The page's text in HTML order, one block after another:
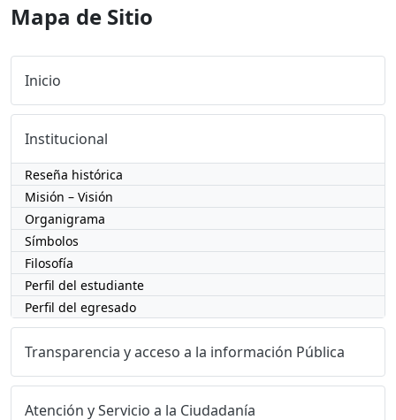
Mapa de Sitio
Inicio
Institucional
Reseña histórica
Misión – Visión
Organigrama
Símbolos
Filosofía
Perfil del estudiante
Perfil del egresado
Transparencia y acceso a la información Pública
Atención y Servicio a la Ciudadanía